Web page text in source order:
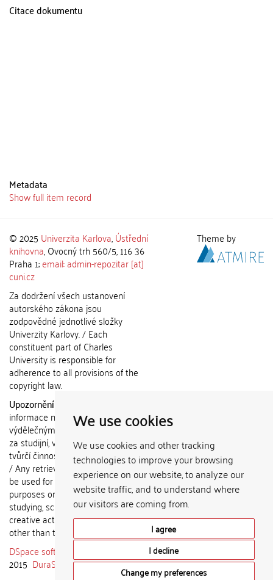
We use cookies
We use cookies and other tracking
technologies to improve your browsing
experience on our website, to analyze our
website traffic, and to understand where
our visitors are coming from.
I agree
I decline
Change my preferences
Citace dokumentu
Metadata
Show full item record
© 2025 Univerzita Karlova,Ústřední
knihovna, Ovocný trh 560/5, 116 36
Praha 1;email: admin-repozitar [at]
cuni.cz
Za dodržení všech ustanovení
autorského zákona jsou
zodpovědné jednotlivé složky
Univerzity Karlovy. / Each
constituent part of Charles
University is responsible for
adherence to all provisions of the
copyright law.
Upozornění / Notice:
informace nemohou být použity k
výdělečným účelům nebo vydávány
za studijní, vědeckou nebo jinou
tvůrčí činnost jiné osoby než autora.
/ Any retrieved information shall not
be used for any commercial
purposes or claimed as results of
studying, scientific or any other
creative activities of any person
other than the author.
DSpace software
2015 DuraSpace
Theme by